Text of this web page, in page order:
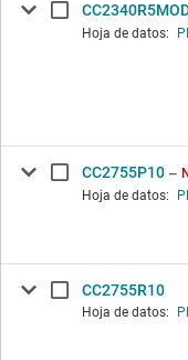
Hoja de datos:
CC2755P10
Hoja de datos:
CC2755R10
Hoja de datos: